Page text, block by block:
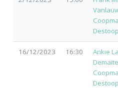
Destoop
16/12/2023 16:30 Ankie
Destoop